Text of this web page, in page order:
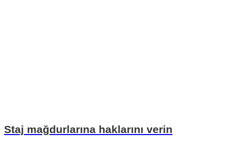
Staj mağdurlarına haklarını verin